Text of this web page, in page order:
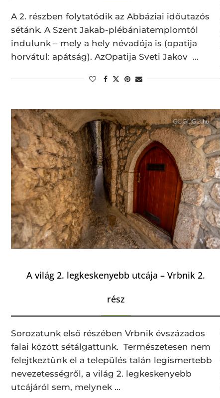
A 2. részben folytatódik az Abbáziai időutazós
sétánk. A Szent Jakab-plébániatemplomtól
indulunk – mely a hely névadója is (opatija
horvátul: apátság). AzOpatija Sveti Jakov …
A világ 2. legkeskenyebb utcája – Vrbnik 2.
rész
Sorozatunk első részében Vrbnik évszázados
falai között sétálgattunk. Természetesen nem
felejtkeztünk el a település talán legismertebb
nevezetességről, a világ 2. legkeskenyebb
utcájáról sem, melynek …